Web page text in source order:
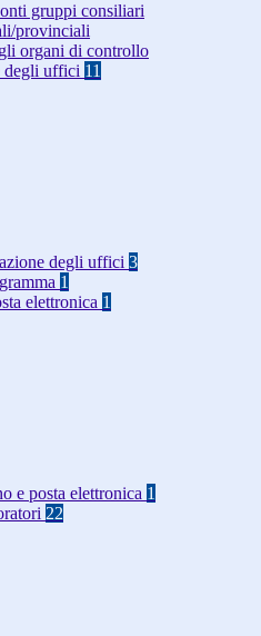
gruppi consiliari
provinciali
organi di controllo
degli uffici 11
degli uffici 3
1
elettronica 1
e posta elettronica 1
22